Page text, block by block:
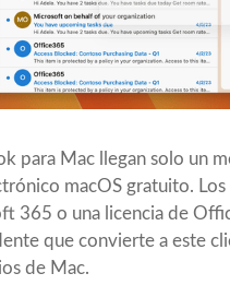
para Mac llegan solo un
macOS gratuito.
365 o una licencia de
que convierte a este
de Mac.